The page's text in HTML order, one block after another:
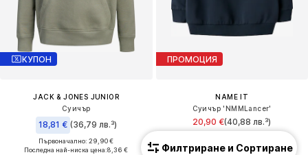
КУПОН
JACK & JONES JUNIOR
Суичър
18,81 € (36,79 лв.³)
Първоначално: 29,90 €
Последна най-ниска цена:8,36 €
ПРОМОЦИЯ
NAME IT
Суичър 'NMMLancer'
20,90 €(40,88 лв.³)
Последна най-ниска цена:7,90 €
Филтриране и Сортиране